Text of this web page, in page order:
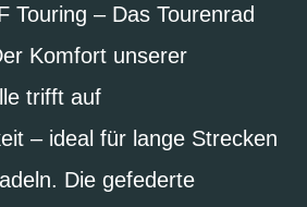
Touring – Das Tourenrad
Komfort unserer
trifft auf
– ideal für lange Strecken
Die gefederte